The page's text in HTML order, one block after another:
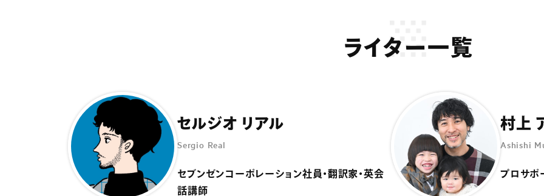
ライター一覧
セルジオ リアル
Sergio Real
セブンゼンコーポレーション社員・翻訳家・英会
話講師
村上
Ashishi
プロサポ